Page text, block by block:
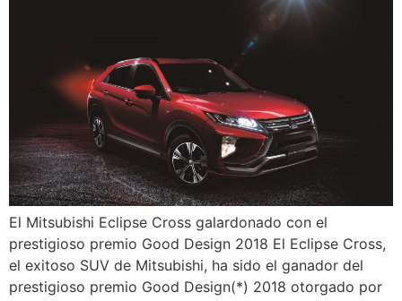
El Mitsubishi Eclipse Cross galardonado con el
prestigioso premio Good Design 2018 El Eclipse Cross,
el exitoso SUV de Mitsubishi, ha sido el ganador del
prestigioso premio Good Design(*) 2018 otorgado por